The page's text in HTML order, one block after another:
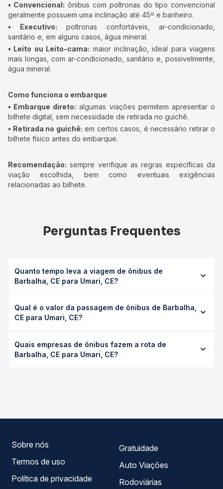
• Convencional: ônibus com poltronas do tipo convencional
geralmente possuem uma inclinação até 45º e banheiro.
• Executivo: poltronas confortáveis, ar-condicionado,
sanitário e, em alguns casos, água mineral.
• Leito ou Leito-cama: maior inclinação, ideal para viagens
mais longas, com ar-condicionado, sanitário e, possivelmente,
água mineral.
Como funciona o embarque
• Embarque direto: algumas viações permitem apresentar o
bilhete digital, sem necessidade de retirada no guichê.
• Retirada no guichê: em certos casos, é necessário retirar o
bilhete físico antes do embarque.
Recomendação: sempre verifique as regras específicas da
viação escolhida, bem como eventuais exigências
relacionadas ao bilhete.
Perguntas Frequentes
Quanto tempo leva a viagem de ônibus de
Barbalha, CE para Umari, CE?
em média 5h 51min, podendo variar conforme a viação, o
tipo de serviço (convencional, executivo ou leito) e as
opção na data desejada.
Qual é o valor da passagem de ônibus de Barbalha,
CE para Umari, CE?
Umari, CE custa em média R$ 30,80 e varia conforme a
data da viagem, a empresa, o tipo de poltrona e a
Quais empresas de ônibus fazem a rota de
Barbalha, CE para Umari, CE?
Sobre nós
Termos de uso
Política de privacidade
Gratuidade
Auto Viações
Rodoviárias